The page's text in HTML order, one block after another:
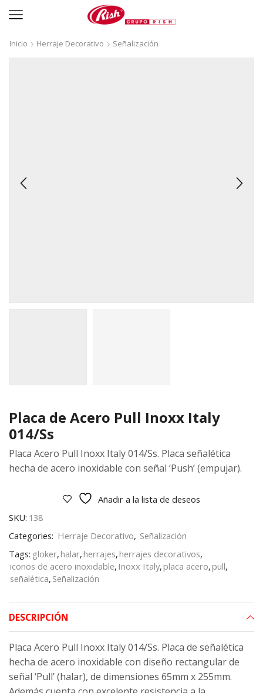
Inicio Herraje Decorativo Señalización
Placa de Acero Pull Inoxx Italy
014/Ss
Placa Acero Pull Inoxx Italy 014/Ss. Placa señalética
hecha de acero inoxidable con señal ‘Push’ (empujar).
Añadir a la lista de deseos
SKU: 138
Categories: Herraje Decorativo, Señalización
Tags: gloker,halar,herrajes,herrajes decorativos,
iconos de acero inoxidable, Inoxx Italy,placa acero,pull,
señalética, Señalización
DESCRIPCIÓN
Placa Acero Pull Inoxx Italy 014/Ss. Placa de señalética
hecha de acero inoxidable con diseño rectangular de
señal ‘Pull’ (halar), de dimensiones 65mm x 255mm.